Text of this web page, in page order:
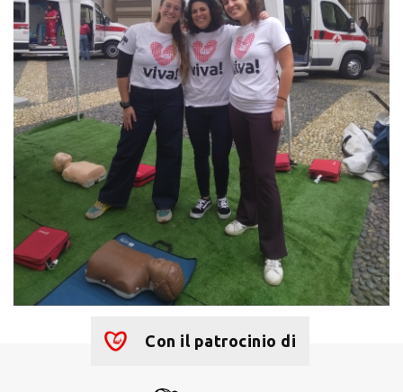
Con il patrocinio di